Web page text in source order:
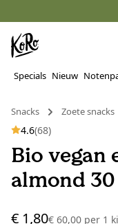
Specials Nieuw
Snacks
Zoete snacks
4.6(68)
Bio vegan
almond 30
€ 1,80€ 60,00 per 1